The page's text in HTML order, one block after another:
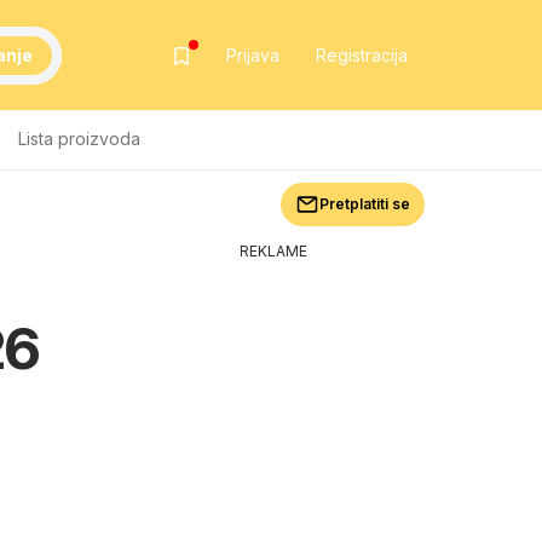
Prijava Registracija
Lista proizvoda
Pretplatiti se
REKLAME